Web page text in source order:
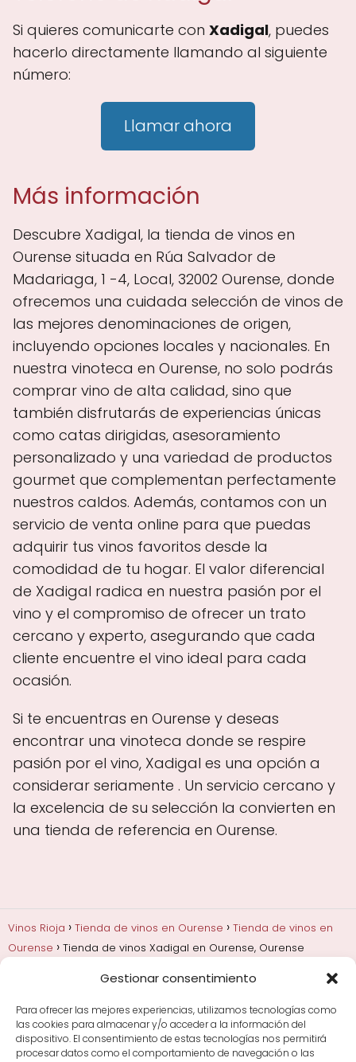
Gestionar consentimiento
Para ofrecer las mejores experiencias, utilizamos tecnologías como
las cookies para almacenar y/o acceder a la información del
dispositivo. El consentimiento de estas tecnologías nos permitirá
procesar datos como el comportamiento de navegación o las
Si quieres comunicarte con Xadigal, puedes
hacerlo directamente llamando al siguiente
número:
Llamar ahora
Más información
Descubre Xadigal, la tienda de vinos en
Ourense situada en Rúa Salvador de
Madariaga, 1 -4, Local, 32002 Ourense, donde
ofrecemos una cuidada selección de vinos de
las mejores denominaciones de origen,
incluyendo opciones locales y nacionales. En
nuestra vinoteca en Ourense, no solo podrás
comprar vino de alta calidad, sino que
también disfrutarás de experiencias únicas
como catas dirigidas, asesoramiento
personalizado y una variedad de productos
gourmet que complementan perfectamente
nuestros caldos. Además, contamos con un
servicio de venta online para que puedas
adquirir tus vinos favoritos desde la
comodidad de tu hogar. El valor diferencial
de Xadigal radica en nuestra pasión por el
vino y el compromiso de ofrecer un trato
cercano y experto, asegurando que cada
cliente encuentre el vino ideal para cada
ocasión.
Si te encuentras en Ourense y deseas
encontrar una vinoteca donde se respire
pasión por el vino, Xadigal es una opción a
considerar seriamente . Un servicio cercano y
la excelencia de su selección la convierten en
una tienda de referencia en Ourense.
Vinos Rioja Tienda de vinos en Ourense
Tienda de vinos en
Ourense
Tienda de vinos Xadigal en Ourense, Ourense
Añadas, crianza y guarda
Bodegas y marcas de
Comprar vino
Rioja y guías de regalo
Cultura del vino y
curiosidades
Enoturismo en Rioja